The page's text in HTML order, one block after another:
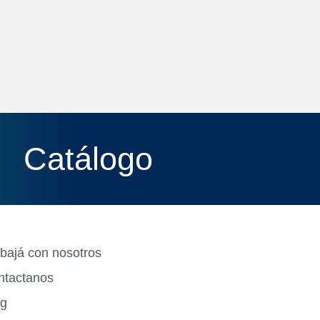
Catálogo
con nosotros